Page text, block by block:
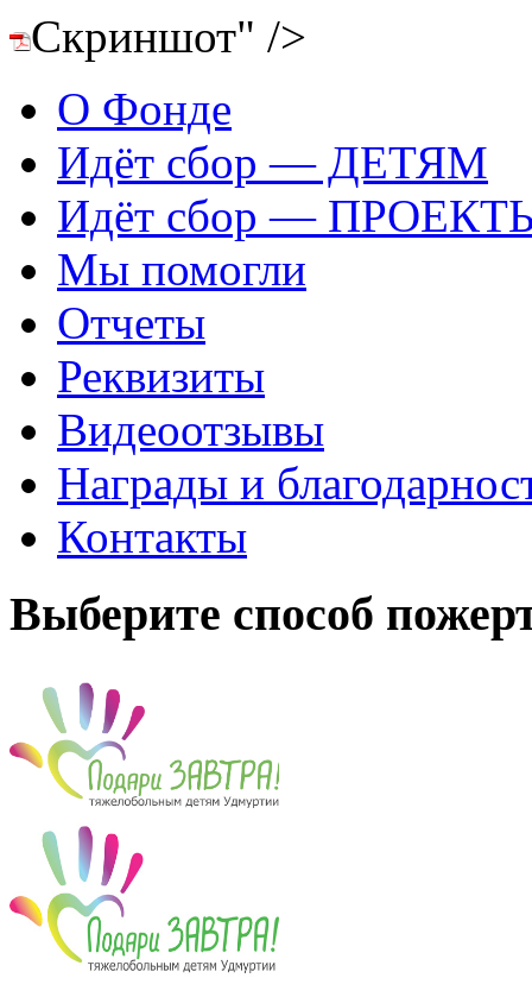
Скриншот" />
О Фонде
Идёт сбор — ДЕТЯМ
Идёт сбор —
Мы помогли
Отчеты
Реквизиты
Видеоотзывы
Награды и
Контакты
Выберите способ